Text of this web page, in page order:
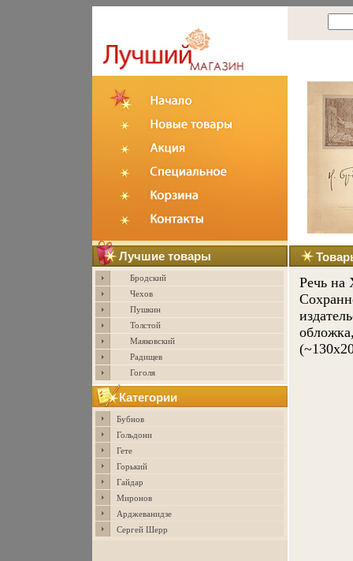
Лучшие товары
Бродский
Чехов
Пушкин
Толстой
Маяковский
Радищев
Гоголя
Категории
Бубнов
Гольдони
Гете
Горький
Гайдар
Миронов
Арджеванидзе
Сергей Шерр
Речь на